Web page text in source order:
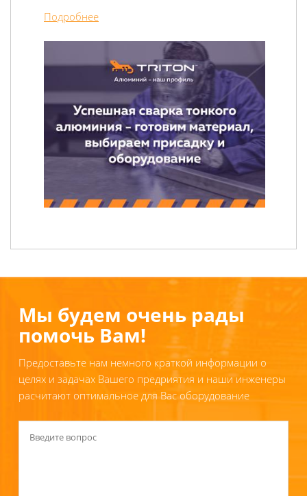
Подробнее
Мы будем очень рады
помочь Вам!
Предоставьте нам немного краткой информации о
целях и задачах Вашего предриятия и наши инженеры
расчитают оптимальное для Вас оборудование